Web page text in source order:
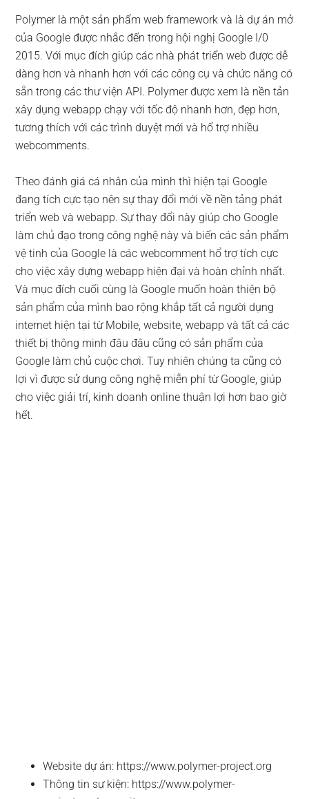
Polymer là một sản phẩm web framework và là dự án mở
của Google được nhắc đến trong hội nghị Google I/0
2015. Với mục đích giúp các nhà phát triển web được dễ
dàng hơn và nhanh hơn với các công cụ và chức năng có
sẵn trong các thư viện API. Polymer được xem là nền tản
xây dụng webapp chạy với tốc độ nhanh hơn, đẹp hơn,
tương thích với các trình duyệt mới và hổ trợ nhiều
webcomments.
Theo đánh giá cá nhân của mình thì hiện tại Google
đang tích cực tạo nên sự thay đổi mới về nền tảng phát
triển web và webapp. Sự thay đổi này giúp cho Google
làm chủ đạo trong công nghệ này và biến các sản phẩm
vệ tinh của Google là các webcomment hổ trợ tích cực
cho việc xây dựng webapp hiện đại và hoàn chỉnh nhất.
Và mục đích cuối cùng là Google muốn hoàn thiện bộ
sản phẩm của mình bao rộng khắp tất cả người dụng
internet hiện tại từ Mobile, website, webapp và tất cả các
thiết bị thông minh đâu đâu cũng có sản phẩm của
Google làm chủ cuộc chơi. Tuy nhiên chúng ta cũng có
lợi vì được sử dụng công nghệ miễn phí từ Google, giúp
cho việc giải trí, kinh doanh online thuận lợi hơn bao giờ
hết.
Website dự án: https://www.polymer-project.org
Thông tin sự kiện: https://www.polymer-